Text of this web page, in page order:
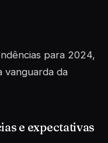
para 2024,
vanguarda da
e expectativas